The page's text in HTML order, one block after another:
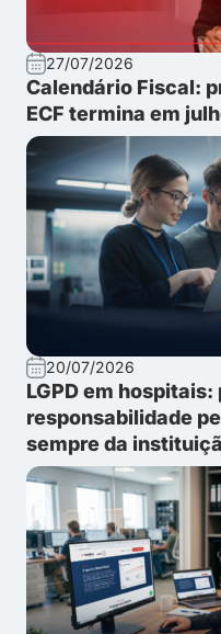
27/07/2026
Calendário Fiscal:
ECF termina em
20/07/2026
LGPD em hospitais:
responsabilidade
sempre da